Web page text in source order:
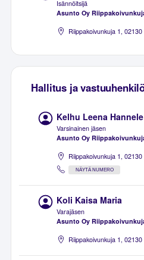
Isännöitsijä
Asunto Oy
Riippakoivunkuja 1,
Hallitus ja
Kelhu Leena Hannele
Varsinainen jäsen
Asunto Oy
Riippakoivunkuja 1,
NÄYTÄ NUMERO
Koli Kaisa Maria
Varajäsen
Asunto Oy
Riippakoivunkuja 1,